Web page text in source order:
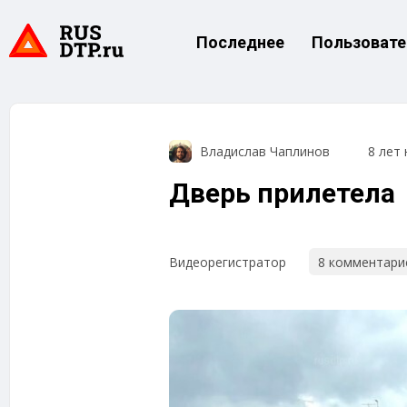
Последнее
Владислав Чаплинов 8 лет
Дверь прилетела
Видеорегистратор 8